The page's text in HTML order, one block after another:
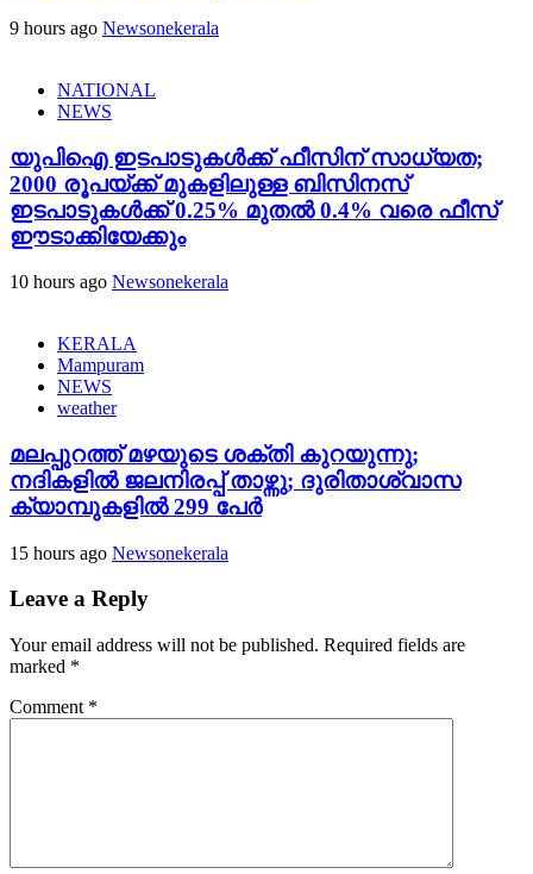
9 hours ago Newsonekerala
NATIONAL
NEWS
യുപിഐ ഇടപാടുകൾക്ക് ഫീസിന് സാധ്യത;
2000 രൂപയ്ക്ക് മുകളിലുള്ള ബിസിനസ്
ഇടപാടുകൾക്ക് 0.25% മുതൽ 0.4% വരെ ഫീസ്
ഈടാക്കിയേക്കും
10 hours ago Newsonekerala
KERALA
Mampuram
NEWS
weather
മലപ്പുറത്ത് മഴയുടെ ശക്തി കുറയുന്നു;
നദികളിൽ ജലനിരപ്പ് താഴ്ന്നു; ദുരിതാശ്വാസ
ക്യാമ്പുകളിൽ 299 പേർ
15 hours ago Newsonekerala
Leave a Reply
Your email address will not be published. Required fields are
marked *
Comment *